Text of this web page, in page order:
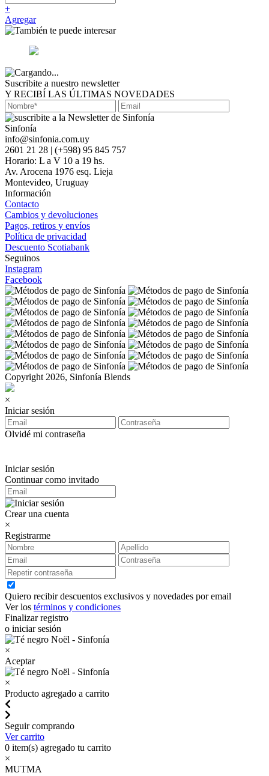
+
Agregar
Suscribite a nuestro newsletter
Y RECIBÍ LAS ÚLTIMAS NOVEDADES
Sinfonía
info@sinfonia.com.uy
2601 21 28 | (+598) 95 845 757
Horario: L a V 10 a 19 hs.
Av. Arocena 1976 esq. Lieja
Montevideo, Uruguay
Información
Contacto
Cambios y devoluciones
Pagos, retiros y envíos
Política de privacidad
Descuento Scotiabank
Seguinos
Instagram
Facebook
Copyright 2026, Sinfonía Blends
×
Iniciar sesión
Olvidé mi contraseña
Iniciar sesión
Continuar como invitado
Crear una cuenta
×
Registrarme
Quiero recibir descuentos exclusivos y novedades por email
Ver los términos y condiciones
Finalizar registro
o iniciar sesión
×
Aceptar
×
Producto agregado a carrito
Seguir comprando
Ver carrito
0 item(s) agregado tu carrito
×
MUTMA